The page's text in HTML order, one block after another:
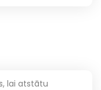
lai atstātu